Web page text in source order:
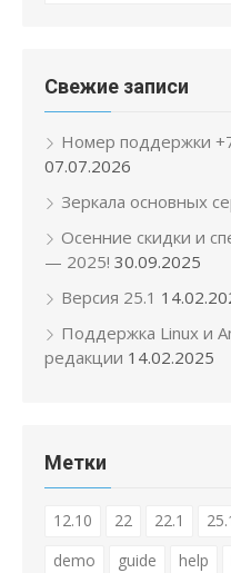
Свежие записи
Номер поддержки
07.07.2026
Зеркала основных
Осенние скидки и
— 2025! 30.09.2025
Версия 25.1
Поддержка Linux и
редакции 14.02.2025
Метки
12.10 22 22.1
demo
guide help